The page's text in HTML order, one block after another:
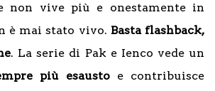
non vive più e onestamente in
è mai stato vivo. Basta flashback,
. La serie di Pak e Ienco vede un
più esausto e contribuisce